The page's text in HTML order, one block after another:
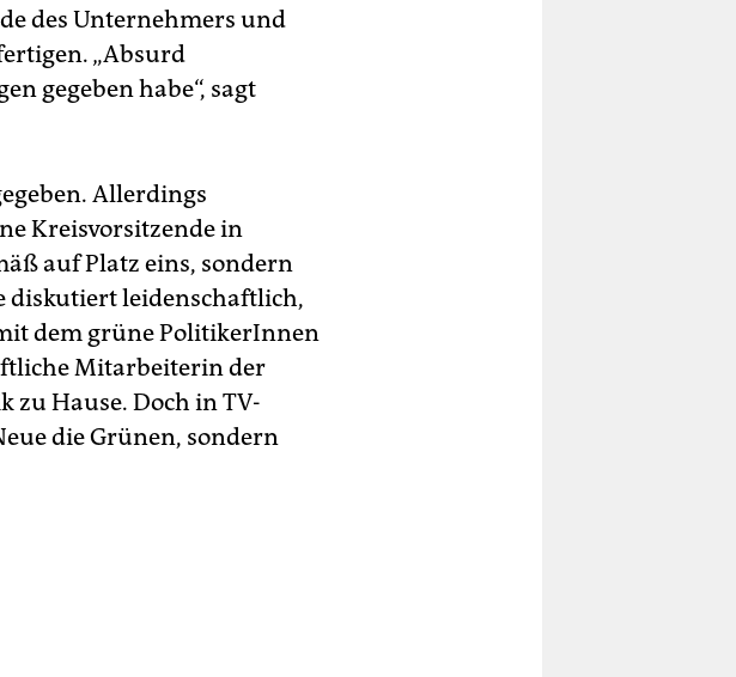
des Unternehmers und
„Absurd
gegeben habe“, sagt
Allerdings
Kreisvorsitzende in
auf Platz eins, sondern
diskutiert leidenschaftlich,
dem grüne PolitikerInnen
Mitarbeiterin der
zu Hause. Doch in TV-
die Grünen, sondern